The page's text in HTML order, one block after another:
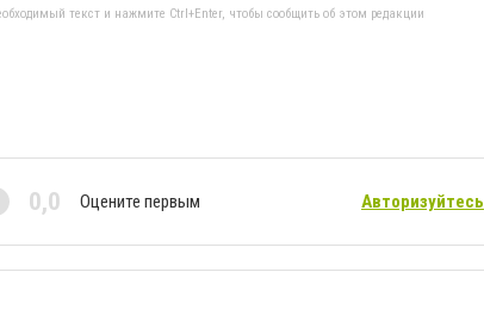
текст и нажмите Ctrl+Enter, чтобы сообщить об этом редакции
0,0 Оцените первым Авторизуйтесь